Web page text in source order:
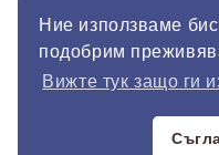
Ние използваме
подобрим
Вижте тук защо ги
Нашият онлайн